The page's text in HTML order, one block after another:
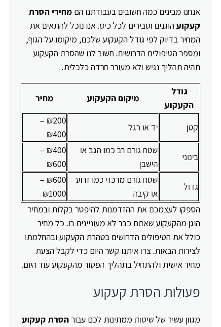
אנחנו מבינים כמה חשובים בעבודתנו הם מחירי הסרת
קעקועהוגנים וסבירים לכל כיס. אנו נוכל להתאים את
המחיר בדיוק לפי גודל הקעקוע שלכם, מיקומו על הגוף,
ומספר הטיפולים הדרושים. חשוב לנו שהסרת הקעקוע
תהיה תהליך נגיש ולא מעורר חרדה כלכלית.
גודל
הקעקוע
מיקום הקעקוע מחיר
קטן יד או רגל
₪200 –
₪400
בינוני
שטח גורם רב כמו הגב או
הישבן
₪400 –
₪600
גדול
שטח גורם מרכזי כמו זרוע
או קיבה
₪600 –
₪1000
הספקו לעצמכם את ההזדמנות להיפטר בקלות ובמחיר
הוגן מהקעקוע שאתם כבר לא מעוניינים בו. כל מחיר
כולל את הטיפולים הדרושים בטהרת הקעקוע ובהחלמתו
לצירות הבאות. צרו איתנו קשר היום כדי לקבל הצעת
מחיר אישית ולהתחיל בתהליך הפטור מהקעקוע עוד היום.
פעולות הסרת קעקוע
מגוון עשיר של שיטות ממתינות לכם עבור הסרת קעקוע